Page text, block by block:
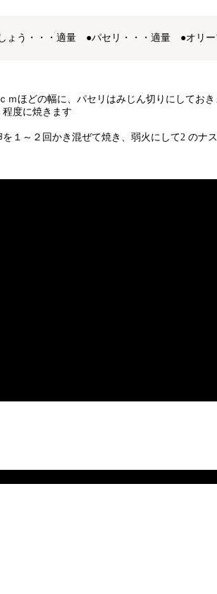
う・・・適量 ●パセリ・・・適量 ●オリ
ｍほどの幅に、パセリはみじん切りにしておき
度に焼きます
１～２回かき混ぜて焼き、弱火にして2 のナ